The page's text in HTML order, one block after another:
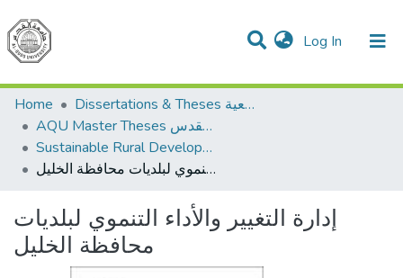
Log In (current)
Communities & Collections
All of DSpace
Home
Dissertations & Theses الرسائل الجامعية
AQU Master Theses الرسائل الجامعية الخاصة بجامعة القدس
Sustainable Rural Development التنمية الريفية المستدامة
إدارة التغيير والأداء التنموي لبلديات محافظة الخليل
إدارة التغيير والأداء التنموي لبلديات
محافظة الخليل